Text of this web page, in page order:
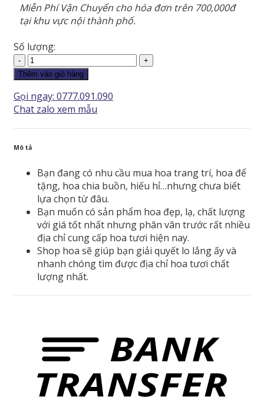
Miễn Phí Vận Chuyển cho hóa đơn trên 700,000đ
tại khu vực nội thành phố.
Số lượng:
Hoa
Chia
-
Phai
CB101
lượng
Thêm vào giỏ hàng
Gọi ngay: 0777.091.090
Chat zalo xem mẫu
Mô tả
Bạn đang có nhu cầu mua hoa trang trí, hoa để
tặng, hoa chia buồn, hiếu hỉ…nhưng chưa biết
lựa chọn từ đâu.
Bạn muốn có sản phẩm hoa đẹp, lạ, chất lượng
với giá tốt nhất nhưng phân vân trước rất nhiều
địa chỉ cung cấp hoa tươi hiện nay.
Shop hoa sẽ giúp bạn giải quyết lo lắng ấy và
nhanh chóng tìm được địa chỉ hoa tươi chất
lượng nhất.